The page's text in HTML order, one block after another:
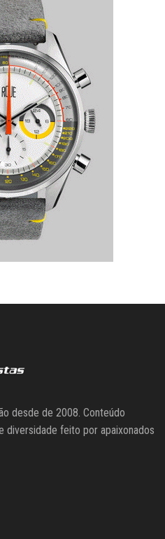
desde de 2008. Conteúdo
diversidade feito por apaixonados